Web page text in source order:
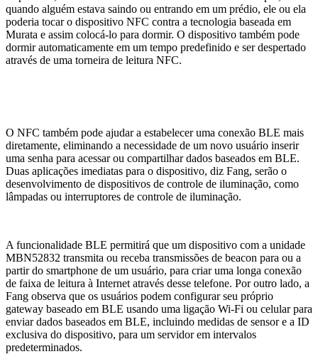
quando alguém estava saindo ou entrando em um prédio, ele ou ela
poderia tocar o dispositivo NFC contra a tecnologia baseada em
Murata e assim colocá-lo para dormir. O dispositivo também pode
dormir automaticamente em um tempo predefinido e ser despertado
através de uma torneira de leitura NFC.
O NFC também pode ajudar a estabelecer uma conexão BLE mais
diretamente, eliminando a necessidade de um novo usuário inserir
uma senha para acessar ou compartilhar dados baseados em BLE.
Duas aplicações imediatas para o dispositivo, diz Fang, serão o
desenvolvimento de dispositivos de controle de iluminação, como
lâmpadas ou interruptores de controle de iluminação.
A funcionalidade BLE permitirá que um dispositivo com a unidade
MBN52832 transmita ou receba transmissões de beacon para ou a
partir do smartphone de um usuário, para criar uma longa conexão
de faixa de leitura à Internet através desse telefone. Por outro lado, a
Fang observa que os usuários podem configurar seu próprio
gateway baseado em BLE usando uma ligação Wi-Fi ou celular para
enviar dados baseados em BLE, incluindo medidas de sensor e a ID
exclusiva do dispositivo, para um servidor em intervalos
predeterminados.